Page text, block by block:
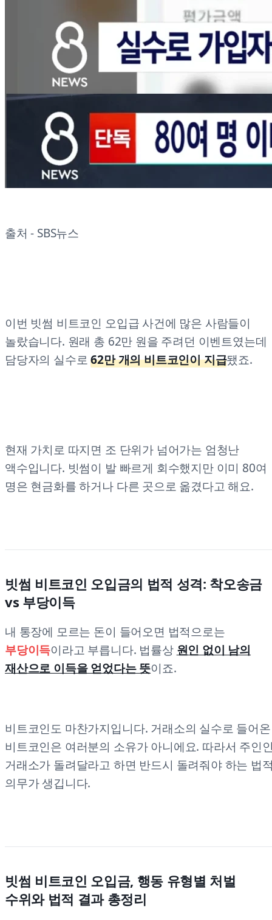
출처 - SBS뉴스
이번 빗썸 비트코인 오입급 사건에 많은 사람들이
놀랐습니다. 원래 총 62만 원을 주려던 이벤트였는데
담당자의 실수로62만 개의 비트코인이 지급됐죠.
현재 가치로 따지면 조 단위가 넘어가는 엄청난
액수입니다. 빗썸이 발 빠르게 회수했지만 이미 80여
명은 현금화를 하거나 다른 곳으로 옮겼다고 해요.
빗썸 비트코인 오입금의 법적 성격: 착오송금
vs 부당이득
내 통장에 모르는 돈이 들어오면 법적으로는
부당이득이라고 부릅니다. 법률상 원인 없이 남의
재산으로 이득을 얻었다는 뜻이죠.
비트코인도 마찬가지입니다. 거래소의 실수로 들어온
비트코인은 여러분의 소유가 아니에요. 따라서 주인
거래소가 돌려달라고 하면 반드시 돌려줘야 하는 법
의무가 생깁니다.
빗썸 비트코인 오입금, 행동 유형별 처벌
수위와 법적 결과 총정리